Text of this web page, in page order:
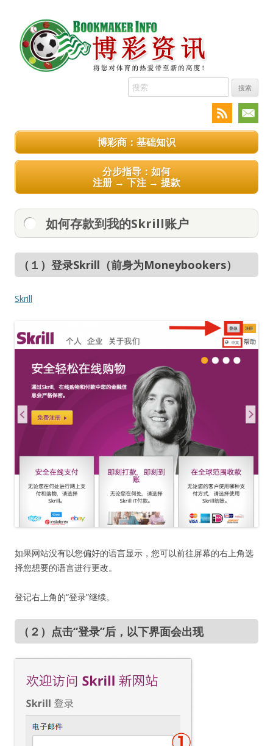
搜
索:
博彩商：基础知识
分步指导：如何
注册 → 下注 → 提款
如何存款到我的Skrill账户
（１）登录Skrill（前身为Moneybookers）
Skrill
如果网站没有以您偏好的语言显示，您可以前往屏幕的右上角选
择您想要的语言进行更改。
登记右上角的“登录”继续。
（２）点击“登录”后，以下界面会出现